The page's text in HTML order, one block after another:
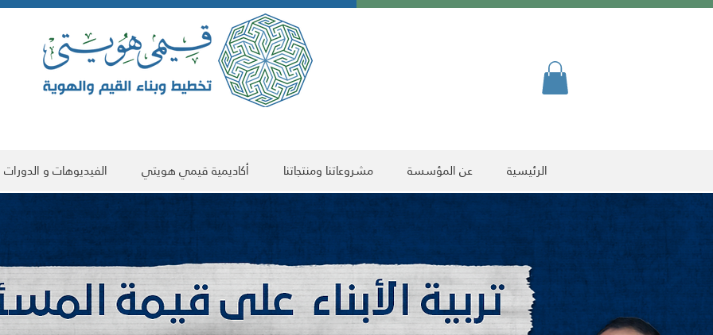
الرئيسية عن المؤسسة مشروعاتنا ومنتجاتنا أكاديمية قيمي هويتي الفيديوهات و الدورات